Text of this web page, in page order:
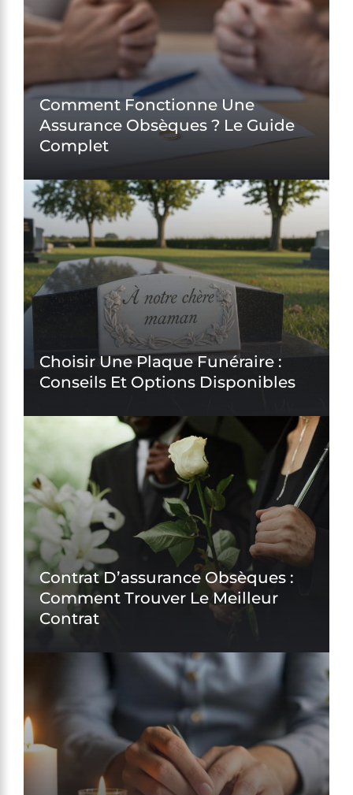
Comment Fonctionne Une
Assurance Obsèques ? Le Guide
Complet
Choisir Une Plaque Funéraire :
Conseils Et Options Disponibles
Contrat D’assurance Obsèques :
Comment Trouver Le Meilleur
Contrat